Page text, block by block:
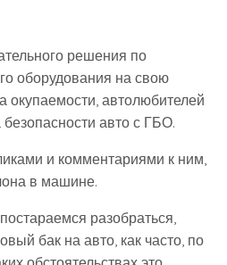
решения по
оборудования на свою
автолюбителей
авто с ГБО.
и комментариями к ним,
в машине.
разобраться,
бак на авто, как часто, по